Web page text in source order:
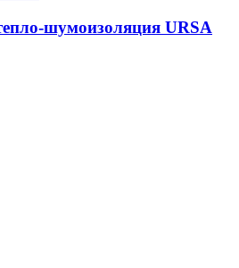
шумоизоляция URSA